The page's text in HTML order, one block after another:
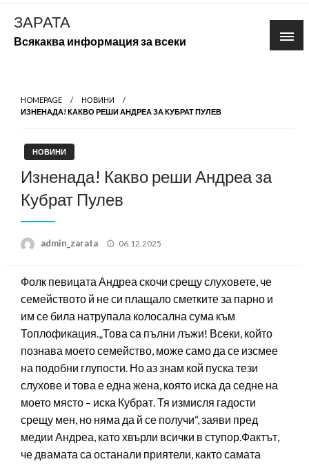
Skip
content
ЗАРАТА
Всякаква информация за всеки
HOMEPAGE
НОВИНИ
ИЗНЕНАДА! КАКВО РЕШИ АНДРЕА ЗА КУБРАТ ПУЛЕВ
НОВИНИ
Изненада! Какво реши Андреа за
Кубрат Пулев
admin_zarata
Posted
06.12.2025
Фолк певицата Андреа скочи срещу слуховете, че
семейството й не си плащало сметките за парно и
им се била натрупала колосална сума към
Топлофикация.„Това са пълни лъжи! Всеки, който
познава моето семейство, може само да се изсмее
на подобни глупости. Но аз знам кой пуска тези
слухове и това е една жена, която иска да седне на
моето място – иска Кубрат. Тя измисля гадости
срещу мен, но няма да й се получи“, заяви пред
медии Андреа, като хвърли всички в ступор.Фактът,
че двамата са останали приятели, както самата